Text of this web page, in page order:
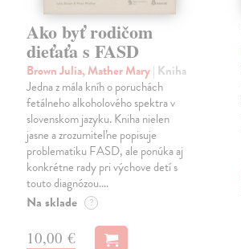
Ako byť rodičom
dieťaťa s FASD
Brown Julia, Mather Mary| Kniha
Jedna z mála kníh o poruchách
fetálneho alkoholového spektra v
slovenskom jazyku. Kniha nielen
jasne a zrozumiteľne popisuje
problematiku FASD, ale ponúka aj
konkrétne rady pri výchove detí s
touto diagnózou.…
Na sklade ?
10,00 €